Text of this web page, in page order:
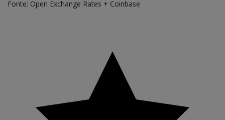
Fonte: Open Exchange Rates + Coinbase